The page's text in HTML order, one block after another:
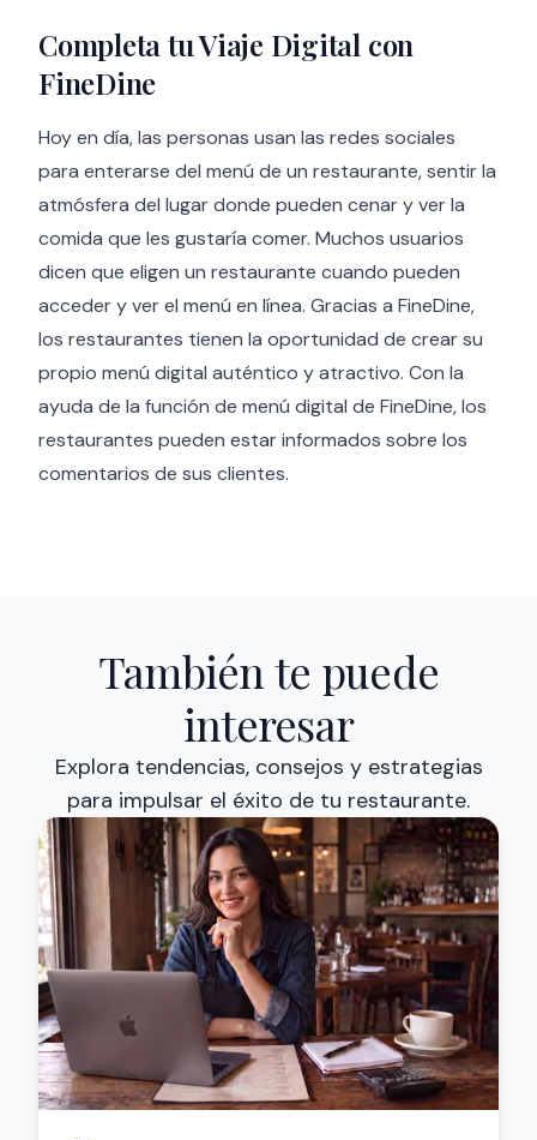
Completa tu Viaje Digital con
FineDine
Hoy en día, las personas usan las redes sociales
para enterarse del menú de un restaurante, sentir la
atmósfera del lugar donde pueden cenar y ver la
comida que les gustaría comer. Muchos usuarios
dicen que eligen un restaurante cuando pueden
acceder y ver el menú en línea. Gracias a FineDine,
los restaurantes tienen la oportunidad de crear su
propio menú digital auténtico y atractivo. Con la
ayuda de la función de menú digital de FineDine, los
restaurantes pueden estar informados sobre los
comentarios de sus clientes.
También te puede
interesar
Explora tendencias, consejos y estrategias
para impulsar el éxito de tu restaurante.